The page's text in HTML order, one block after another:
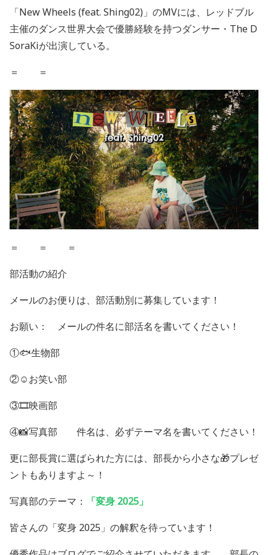
「New Wheels (feat. Shing02)」のMVには、レッドブル
主催のダンス世界大会で優勝経験を持つダンサー・The D
SoraKiが出演している。
＝ ＝
＝ ＝ ＝
部活動の紹介
メールのお便りは、部活動別に募集しています！
お願い： メールの件名に部活名を書いてください！
①🐟生物部
②☺️お笑い部
③🎞️映画部
④📸写真部 件名は、必ずテーマ名を書いてください！
更に部長賞に選ばられた方には、部長から小さな🎁プレゼ
ントもありますよ～！
写真部のテーマ：
「変身 2025」
皆さんの「変身 2025 」の解釈を待っています！